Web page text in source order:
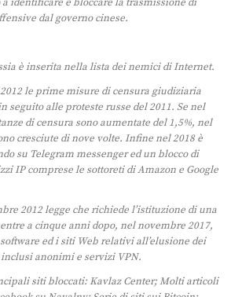
dal governo cinese.
è inserita nella lista dei nemici di Internet.
le prime misure di censura giudiziaria
seguito alle proteste russe del 2011. Se nel
di censura sono aumentate del 1,5%, nel
cresciute di nove volte. Infine nel 2018 è
su Telegram messenger ed un blocco di
IP comprese le sottoreti di Amazon e Google
2012 legge che richiede l’istituzione di una
a cinque anni dopo, nel novembre 2017,
ed i siti Web relativi all’elusione dei
anonimi e servizi VPN.
siti bloccati: Kavlaz Center; Molti articoli